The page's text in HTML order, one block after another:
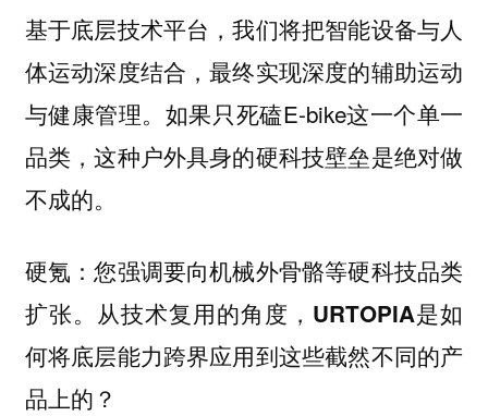
基于底层技术平台，我们将把智能设备与人
体运动深度结合，最终实现深度的辅助运动
与健康管理。如果只死磕E-bike这一个单一
品类，这种户外具身的硬科技壁垒是绝对做
不成的。
硬氪：您强调要向机械外骨骼等硬科技品类
扩张。从技术复用的角度，URTOPIA是如
何将底层能力跨界应用到这些截然不同的产
品上的？